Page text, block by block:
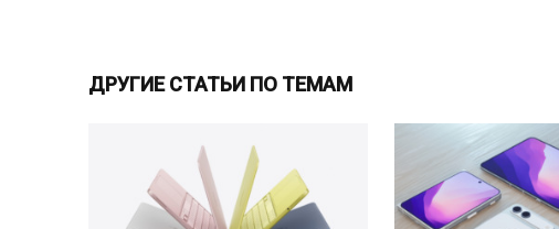
ДРУГИЕ СТАТЬИ ПО ТЕМАМ